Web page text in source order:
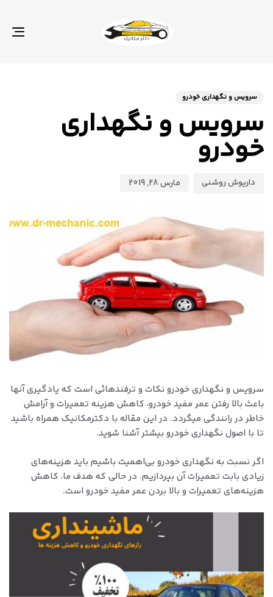
سرویس و نگهداری خودرو
سرویس و نگهداری
خودرو
داریوش روشنی مارس 28, 2019
سرویس و نگهداری خودرو نکات و ترفندهائی است که یادگیری آنها
باعث بالا رفتن عمر مفید خودرو، کاهش هزینه تعمیرات و آرامش
خاطر در رانندگی میگردد. در این مقاله با دکترمکانیک همراه باشید
تا با اصول نگهداری خودرو بیشتر آشنا شوید.
اگر نسبت به نگهداری خودرو بی‌‌اهمیت باشیم باید هزینه‌های
زیادی بابت تعمیرات آن بپردازیم. در حالی که هدف ما، کاهش
هزینه‌های تعمیرات و بالا بردن عمر مفید خودرو است.